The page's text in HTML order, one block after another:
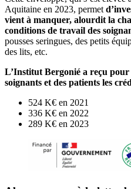
Aquitaine en 2023, permet
vient à manquer, alourdit la
conditions de travail des
pousses seringues, des petits
des lits, etc.
L’Institut Bergonié a reçu
soignants et des patients les
524 K€ en 2021
336 K€ en 2022
289 K€ en 2023